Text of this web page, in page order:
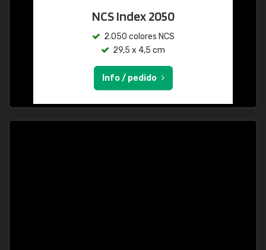
NCS Index 2050
2.050 colores NCS
29,5 x 4,5 cm
Info / pedido